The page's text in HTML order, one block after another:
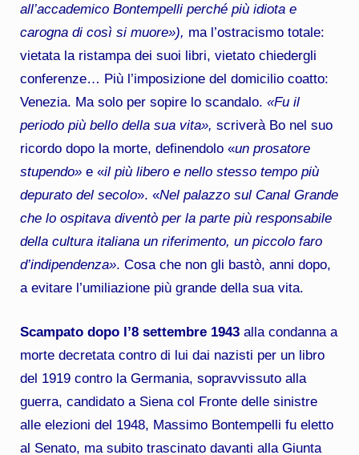
all’accademico Bontempelli perché più idiota e
carogna di così si muore»), ma l’ostracismo totale:
vietata la ristampa dei suoi libri, vietato chiedergli
conferenze… Più l’imposizione del domicilio coatto:
Venezia. Ma solo per sopire lo scandalo. «Fu il
periodo più bello della sua vita», scriverà Bo nel suo
ricordo dopo la morte, definendolo «un prosatore
stupendo»e «il più libero e nello stesso tempo più
depurato del secolo». «Nel palazzo sul Canal Grande
che lo ospitava diventò per la parte più responsabile
della cultura italiana un riferimento, un piccolo faro
d’indipendenza». Cosa che non gli bastò, anni dopo,
a evitare l’umiliazione più grande della sua vita.
Scampato dopo l’8 settembre 1943alla condanna a
morte decretata contro di lui dai nazisti per un libro
del 1919 contro la Germania, sopravvissuto alla
guerra, candidato a Siena col Fronte delle sinistre
alle elezioni del 1948, Massimo Bontempelli fu eletto
al Senato, ma subito trascinato davanti alla Giunta